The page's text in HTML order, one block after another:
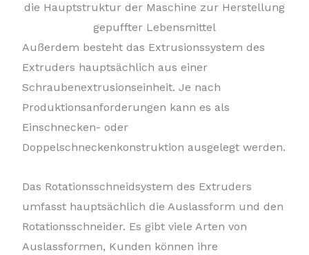
die Hauptstruktur der Maschine zur Herstellung
gepuffter Lebensmittel
Außerdem besteht das Extrusionssystem des
Extruders hauptsächlich aus einer
Schraubenextrusionseinheit. Je nach
Produktionsanforderungen kann es als
Einschnecken- oder
Doppelschneckenkonstruktion ausgelegt werden.
Das Rotationsschneidsystem des Extruders
umfasst hauptsächlich die Auslassform und den
Rotationsschneider. Es gibt viele Arten von
Auslassformen, Kunden können ihre